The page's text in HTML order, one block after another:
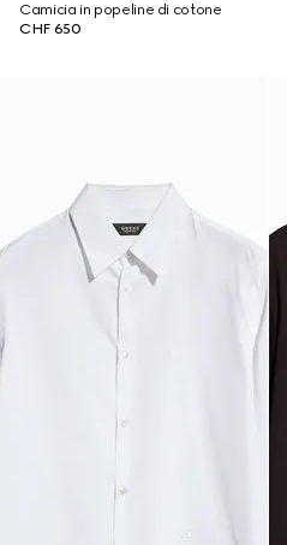
Camicia in popeline di cotone
CHF 650